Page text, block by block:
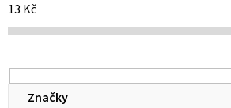
13 Kč
Značky
p
r
o
d